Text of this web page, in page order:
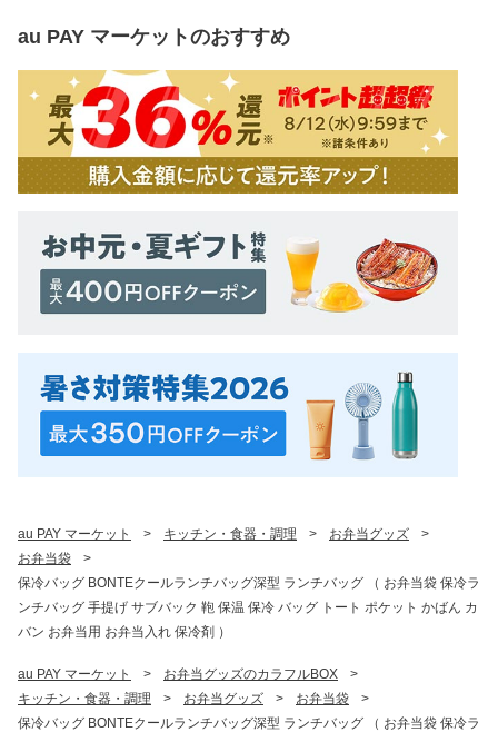
au PAY マーケットのおすすめ
au PAY マーケット > キッチン・食器・調理 > お弁当グッズ
>
お弁当袋
>
保冷バッグ BONTEクールランチバッグ深型 ランチバッグ （ お弁当袋 保冷ラ
ンチバッグ 手提げ サブバック 鞄 保温 保冷 バッグ トート ポケット かばん カ
バン お弁当用 お弁当入れ 保冷剤 ）
au PAY マーケット > お弁当グッズのカラフルBOX
>
キッチン・食器・調理
> お弁当グッズ > お弁当袋
>
保冷バッグ BONTEクールランチバッグ深型 ランチバッグ （ お弁当袋 保冷ラ